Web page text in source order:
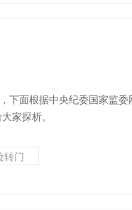
下面根据中央纪委国家监委
家探析。
转门